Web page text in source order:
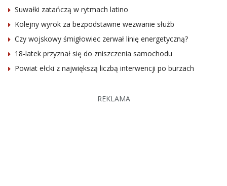
Suwałki zatańczą w rytmach latino
Kolejny wyrok za bezpodstawne wezwanie służb
Czy wojskowy śmigłowiec zerwał linię energetyczną?
18-latek przyznał się do zniszczenia samochodu
Powiat ełcki z największą liczbą interwencji po burzach
REKLAMA